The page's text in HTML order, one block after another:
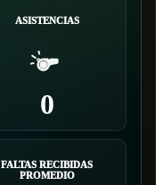
ASISTENCIAS
0
FALTAS RECIBIDAS
PROMEDIO